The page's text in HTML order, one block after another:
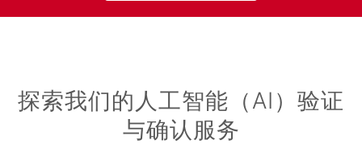
探索我们的人工智能（AI）验证
与确认服务